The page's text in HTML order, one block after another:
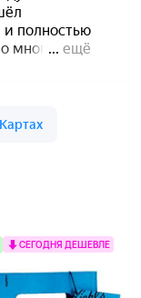
СЕГОДНЯ ДЕШЕВЛЕ